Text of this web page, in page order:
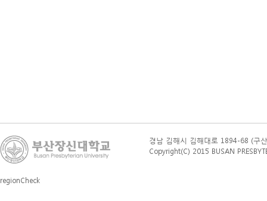
경남 김해시 김해대로 1894-68 (구
Copyright(C) 2015 BUSAN
regionCheck